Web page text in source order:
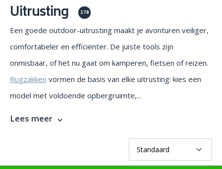
Uitrusting 178
Een goede outdoor-uitrusting maakt je avonturen veiliger,
comfortabeler en efficiënter. De juiste tools zijn
onmisbaar, of het nu gaat om kamperen, fietsen of reizen.
Rugzakken vormen de basis van elke uitrusting: kies een
model met voldoende opbergruimte,...
Lees meer